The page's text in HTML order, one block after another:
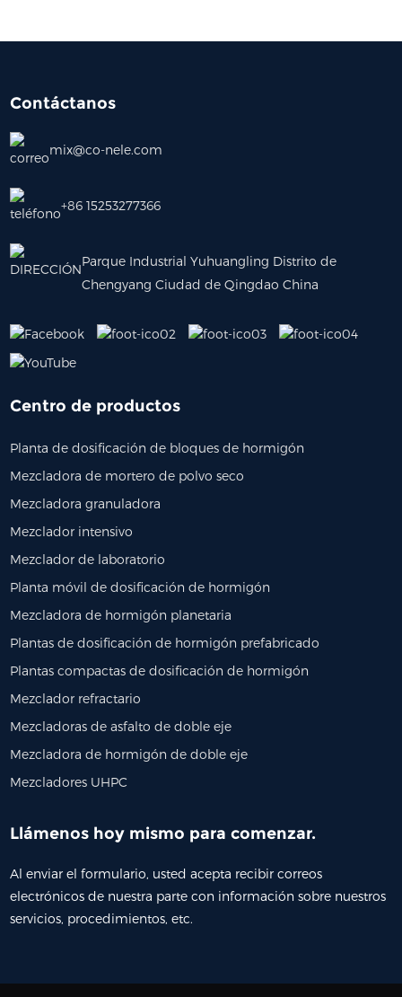
Contáctanos
mix@co-nele.com
+86 15253277366
Parque Industrial Yuhuangling Distrito de
Chengyang Ciudad de Qingdao China
Centro de productos
Planta de dosificación de bloques de hormigón
Mezcladora de mortero de polvo seco
Mezcladora granuladora
Mezclador intensivo
Mezclador de laboratorio
Planta móvil de dosificación de hormigón
Mezcladora de hormigón planetaria
Plantas de dosificación de hormigón prefabricado
Plantas compactas de dosificación de hormigón
Mezclador refractario
Mezcladoras de asfalto de doble eje
Mezcladora de hormigón de doble eje
Mezcladores UHPC
Llámenos hoy mismo para comenzar.
Al enviar el formulario, usted acepta recibir correos
electrónicos de nuestra parte con información sobre nuestros
servicios, procedimientos, etc.